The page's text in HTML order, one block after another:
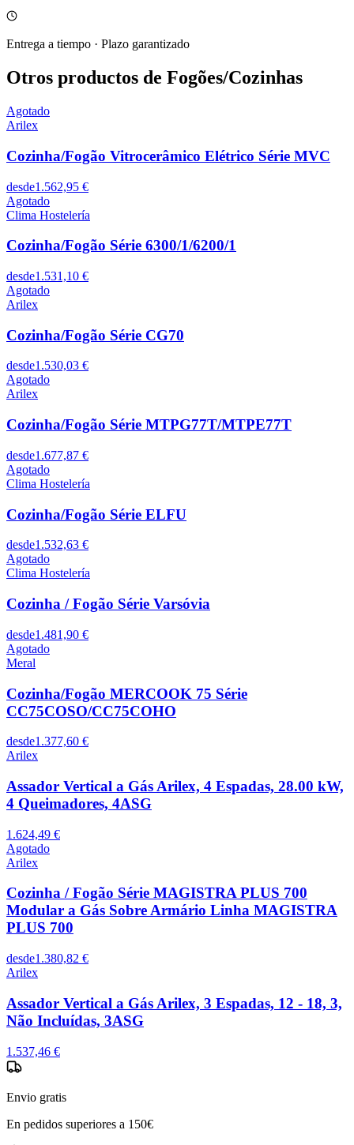
Entrega a tiempo · Plazo garantizado
Otros productos de Fogões/Cozinhas
Agotado
Arilex
Cozinha/Fogão Vitrocerâmico Elétrico Série MVC
desde1.562,95 €
Agotado
Clima Hostelería
Cozinha/Fogão Série 6300/1/6200/1
desde1.531,10 €
Agotado
Arilex
Cozinha/Fogão Série CG70
desde1.530,03 €
Agotado
Arilex
Cozinha/Fogão Série MTPG77T/MTPE77T
desde1.677,87 €
Agotado
Clima Hostelería
Cozinha/Fogão Série ELFU
desde1.532,63 €
Agotado
Clima Hostelería
Cozinha / Fogão Série Varsóvia
desde1.481,90 €
Agotado
Meral
Cozinha/Fogão MERCOOK 75 Série
CC75COSO/CC75COHO
desde1.377,60 €
Arilex
Assador Vertical a Gás Arilex, 4 Espadas, 28.00 kW,
4 Queimadores, 4ASG
1.624,49 €
Agotado
Arilex
Cozinha / Fogão Série MAGISTRA PLUS 700
Modular a Gás Sobre Armário Linha MAGISTRA
PLUS 700
desde1.380,82 €
Arilex
Assador Vertical a Gás Arilex, 3 Espadas, 12 - 18, 3,
Não Incluídas, 3ASG
1.537,46 €
Envio gratis
En pedidos superiores a 150€